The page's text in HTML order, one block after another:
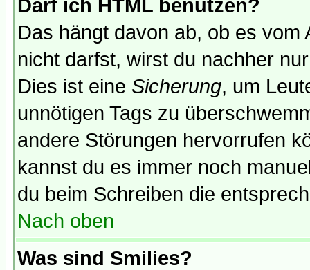
Darf ich HTML benutzen?
Das hängt davon ab, ob es
nicht darfst, wirst du nachher
Dies ist eine Sicherung, um
unnötigen Tags zu
andere Störungen hervorrufen
kannst du es immer noch
du beim Schreiben die
Nach oben
Was sind Smilies?